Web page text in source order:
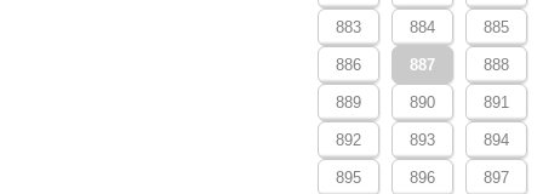
883 884 885
886 887 888
889 890 891
892 893 894
895 896 897